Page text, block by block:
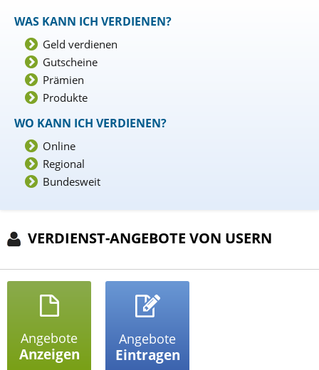
WAS KANN ICH VERDIENEN?
Geld verdienen
Gutscheine
Prämien
Produkte
WO KANN ICH VERDIENEN?
Online
Regional
Bundesweit
VERDIENST-ANGEBOTE VON USERN
Angebote
Anzeigen
Angebote
Eintragen